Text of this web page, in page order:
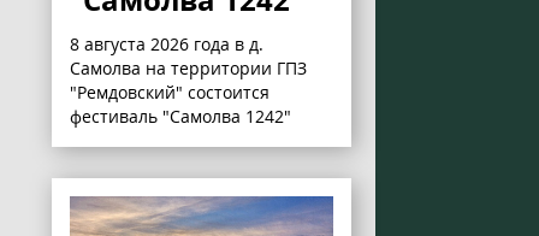
8 августа 2026 года в д.
Самолва на территории ГПЗ
"Ремдовский" состоится
фестиваль "Самолва 1242"